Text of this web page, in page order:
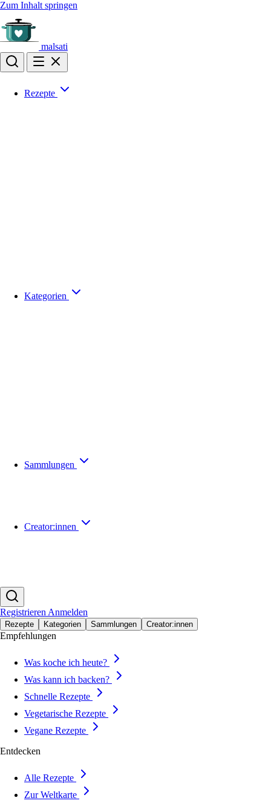
Zum Inhalt springen
malsati
Rezepte
Kategorien
Sammlungen
Creator:innen
Registrieren Anmelden
Rezepte Kategorien Sammlungen Creator:innen
Empfehlungen
Was koche ich heute?
Was kann ich backen?
Schnelle Rezepte
Vegetarische Rezepte
Vegane Rezepte
Entdecken
Alle Rezepte
Zur Weltkarte